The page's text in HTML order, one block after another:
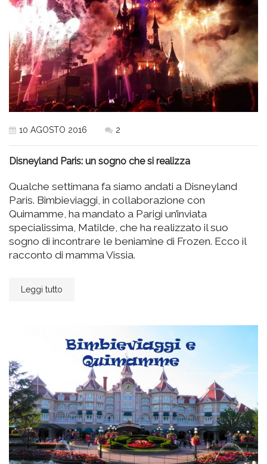
10 AGOSTO 2016 2
Disneyland Paris: un sogno che si realizza
Qualche settimana fa siamo andati a Disneyland
Paris. Bimbieviaggi, in collaborazione con
Quimamme, ha mandato a Parigi un’inviata
specialissima, Matilde, che ha realizzato il suo
sogno di incontrare le beniamine di Frozen. Ecco il
racconto di mamma Vissia.
Leggi tutto